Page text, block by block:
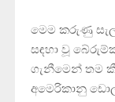
මෙම කරුණු
සඳහා වූ
ගැනීමෙන් තම
අමෙරිකානු